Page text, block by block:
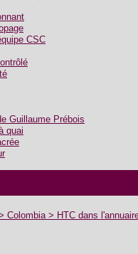
CSC
Guillaume Prébois
quai
> HTC dans